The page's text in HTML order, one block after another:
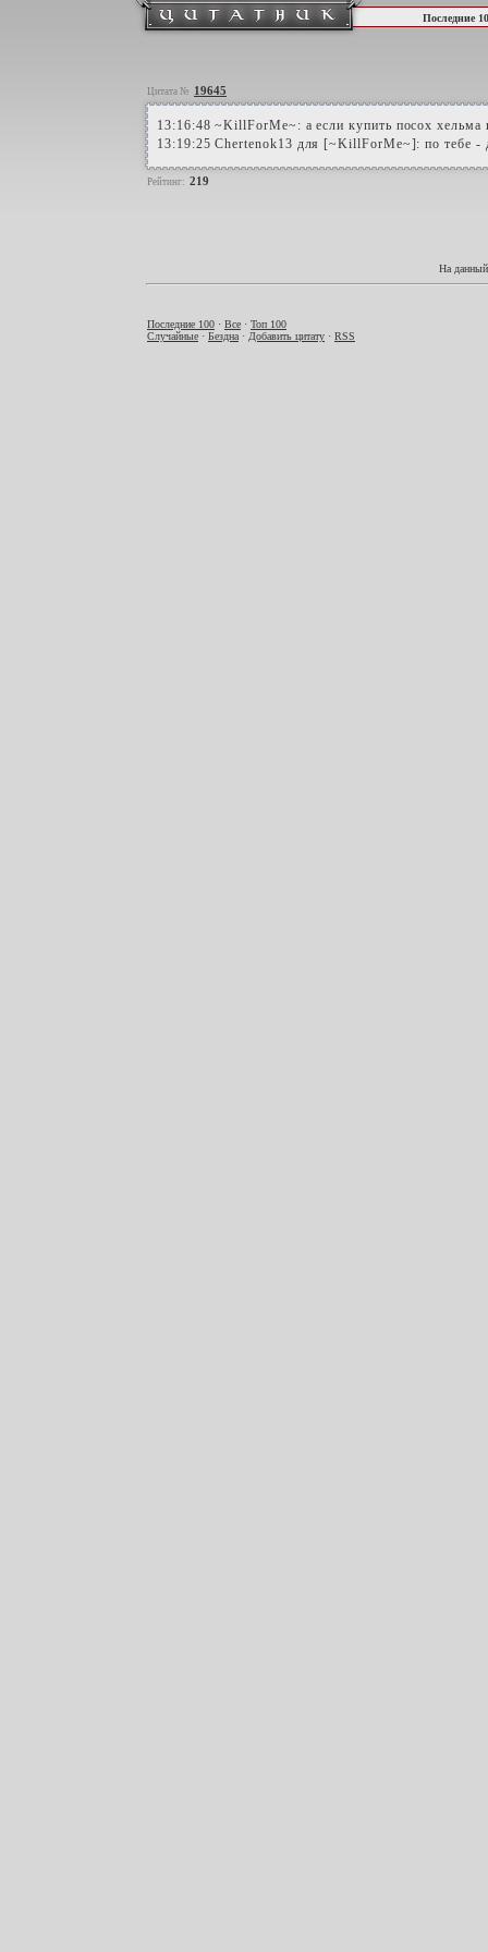
Последние
Цитата № 19645
13:16:48 ~KillForMe~: а если купить посох
13:19:25 Chertenok13 для [~KillForMe~]: по тебе -
Рейтинг: 219
На
Последние 100 · Все · Топ 100
Случайные · Бездна · Добавить цитату · RSS